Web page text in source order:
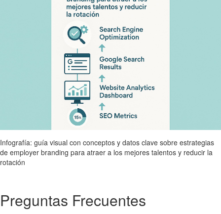
Infografía: guía visual con conceptos y datos clave sobre estrategias
de employer branding para atraer a los mejores talentos y reducir la
rotación
Preguntas Frecuentes